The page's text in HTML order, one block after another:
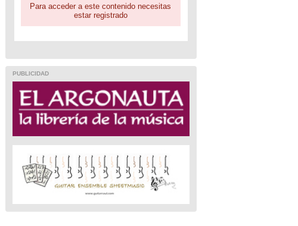
Para acceder a este contenido necesitas
estar registrado
PUBLICIDAD